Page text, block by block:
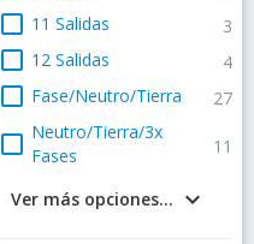
check_box_outline_blank 11 Salidas 3
check_box_outline_blank 12 Salidas 4
check_box_outline_blank Fase/Neutro/Tierra 27
check_box_outline_blank Neutro/Tierra/3x
Fases
11
keyboard_arrow_down
Ver más opciones...